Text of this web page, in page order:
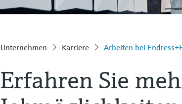
Unternehmen Karriere Arbeiten bei
Erfahren Sie